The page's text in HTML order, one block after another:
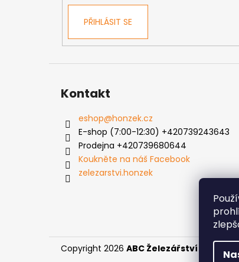
PŘIHLÁSIT SE
Kontakt
eshop@honzek.cz
E-shop (7:00-12:30) +420739243643
Prodejna +420739680644
Koukněte na náš Facebook
zelezarstvi.honzek
Copyright 2026 ABC Železářství Honzek